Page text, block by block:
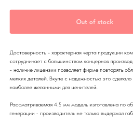
Out of stock
Достоверность - характерная черта продукции
сотрудничает с большинством концернов
- наличие лицензии позволяет фирме повторять
мелких деталей. Вкупе с надежностью это
наиболее желанными для ценителей.
Рассматриваемая 4.5 мм модель изготовлена по
генерации - производитель не только выдержал